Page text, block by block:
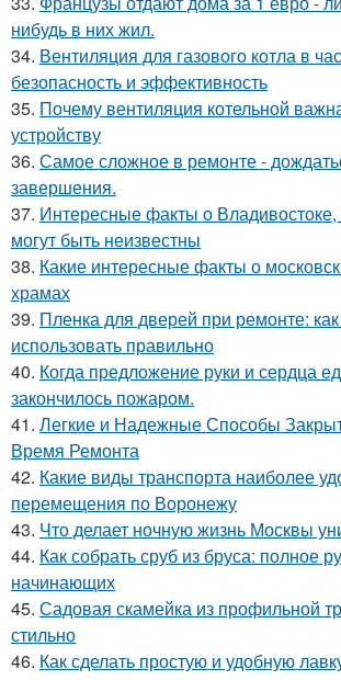
нибудь в них жил.
34. Вентиляция для газового котла в
безопасность и эффективность
35. Почему вентиляция котельной
устройству
36. Самое сложное в ремонте -
завершения.
37. Интересные факты о
могут быть неизвестны
38. Какие интересные факты о
храмах
39. Пленка для дверей при ремонте:
использовать правильно
40. Когда предложение руки и сердца
закончилось пожаром.
41. Легкие и Надежные Способы
Время Ремонта
42. Какие виды транспорта наиболее
перемещения по Воронежу
43. Что делает ночную жизнь Москвы
44. Как собрать сруб из бруса: полное
начинающих
45. Садовая скамейка из профильной
стильно
46. Как сделать простую и удобную